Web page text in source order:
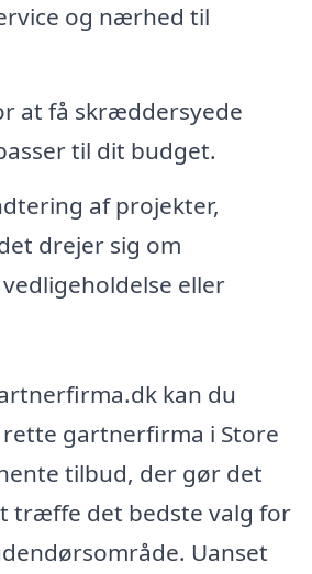
og nærhed til
at få skræddersyede
til dit budget.
af projekter,
drejer sig om
eller
kan du
gartnerfirma i Store
tilbud, der gør det
træffe det bedste valg for
Uanset